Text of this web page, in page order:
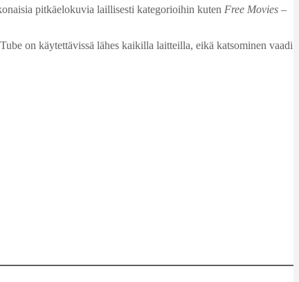
pitkäelokuvia laillisesti kategorioihin kuten Free Movies –
on käytettävissä lähes kaikilla laitteilla, eikä katsominen vaadi